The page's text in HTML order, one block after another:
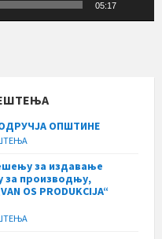
05:17
ОПШТИНЕ
за издавање
за производњу,
OS PRODUKCIJA“